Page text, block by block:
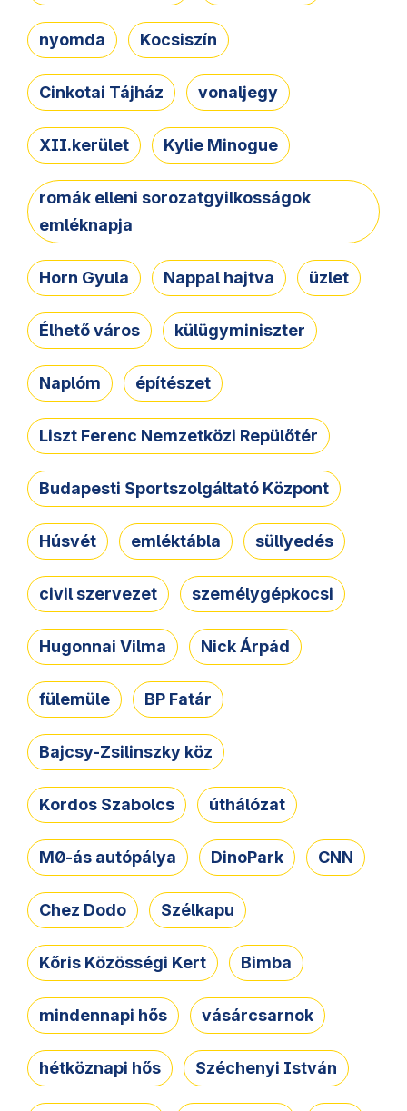
nyomda Kocsiszín
Cinkotai Tájház vonaljegy
XII.kerület Kylie Minogue
romák elleni sorozatgyilkosságok
emléknapja
Horn Gyula Nappal hajtva üzlet
Élhető város külügyminiszter
Naplóm építészet
Liszt Ferenc Nemzetközi Repülőtér
Budapesti Sportszolgáltató Központ
Húsvét emléktábla süllyedés
civil szervezet személygépkocsi
Hugonnai Vilma Nick Árpád
fülemüle BP Fatár
Bajcsy-Zsilinszky köz
Kordos Szabolcs úthálózat
M0-ás autópálya DinoPark CNN
Chez Dodo Szélkapu
Kőris Közösségi Kert Bimba
mindennapi hős vásárcsarnok
hétköznapi hős Széchenyi István